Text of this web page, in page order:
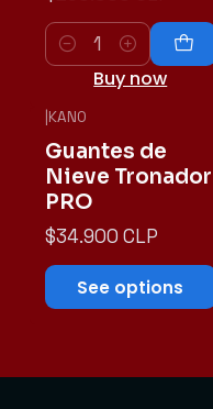
Quantity
Buy now
KANO
Guantes de
Nieve Tronador
PRO
$34.900 CLP
See options